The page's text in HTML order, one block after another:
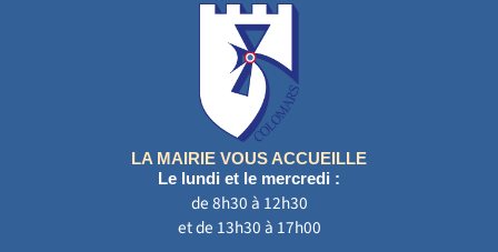
LA MAIRIE VOUS ACCUEILLE
Le lundi et le mercredi :
de 8h30 à 12h30
et de 13h30 à 17h00